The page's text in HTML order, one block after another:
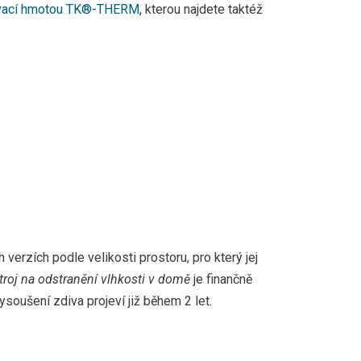
Dvořákova 3
379, Litvínov
Jičína
hmotou TK®-THERM, kterou najdete taktéž
verzích podle velikosti prostoru, pro který jej
na odstranění vlhkosti v domě je finančně
zdiva projeví již během 2 let.
na
na